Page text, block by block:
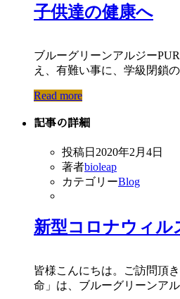
子供達の健康へ
ブルーグリーンアルジー
え、有難い事に、学級閉鎖
Read more
記事の詳細
投稿日 2020年2月4日
著者bioleap
カテゴリーBlog
新型コロナウィ
皆様こんにちは。ご訪問頂
命」は、ブルーグリーンア